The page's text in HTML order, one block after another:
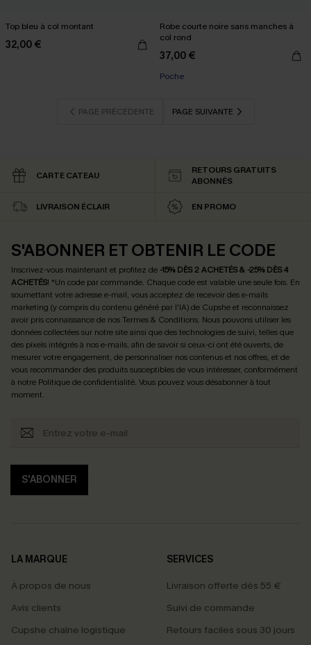
Top bleu à col montant
32,00 €
Robe courte noire sans manches à
col rond
37,00 €
Poche
PAGE PRÉCÉDENTE PAGE SUIVANTE
CARTE CATEAU
RETOURS GRATUITS
ABONNÉS
LIVRAISON ÉCLAIR EN PROMO
S'ABONNER ET OBTENIR LE CODE
Inscrivez-vous maintenant et profitez de -15% DÈS 2 ACHETÉS & -25% DÈS 4
ACHETÉS! *Un code par commande. Chaque code est valable une seule fois. En
soumettant votre adresse e-mail, vous acceptez de recevoir des e-mails
marketing (y compris du contenu généré par l'IA) de Cupshe et reconnaissez
avoir pris connaissance de nosTermes & Conditions. Nous pouvons utiliser les
données collectées sur notre site ainsi que des technologies de suivi, telles que
des pixels intégrés à nos e-mails, afin de savoir si ceux-ci ont été ouverts, de
mesurer votre engagement, de personnaliser nos contenus et nos offres, et de
vous recommander des produits susceptibles de vous intéresser, conformément
à notre Politique de confidentialité. Vous pouvez vous désabonner à tout
moment.
S'ABONNER
LA MARQUE
À propos de nous
Avis clients
Cupshe chaîne logistique
SERVICES
Livraison offerte dès 55 €
Suivi de commande
Retours faciles sous 30 jours